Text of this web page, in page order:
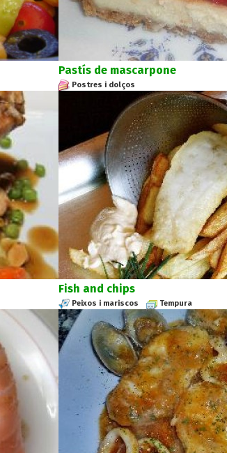
Pastís de mascarpone
Postres i dolços
Fish and chips
Peixos i mariscos Tempura